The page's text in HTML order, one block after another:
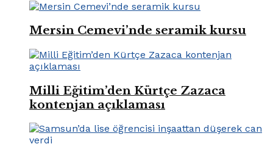
Mersin Cemevi’nde seramik kursu
Milli Eğitim’den Kürtçe Zazaca
kontenjan açıklaması